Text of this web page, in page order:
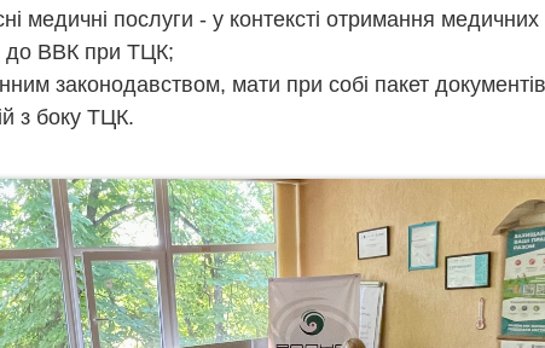
медичні послуги - у контексті отримання медичних
до ВВК при ТЦК;
законодавством, мати при собі пакет
з боку ТЦК.